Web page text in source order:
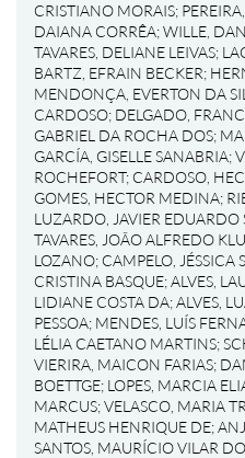
CRISTIANO MORAIS;
DAIANA CORRÊA;WILLE,
TAVARES, DELIANE LEIVAS;
BARTZ, EFRAIN BECKER;
MENDONÇA, EVERTON DA
CARDOSO; DELGADO,
GABRIEL DA ROCHA DOS;
GARCÍA, GISELLE SANABRIA;
ROCHEFORT; CARDOSO,
GOMES, HECTOR MEDINA;
LUZARDO, JAVIER EDUARDO
TAVARES, JOÃO ALFREDO
LOZANO; CAMPELO, JÉSSICA
CRISTINA BASQUE;ALVES,
LIDIANE COSTA DA;ALVES,
PESSOA; MENDES, LUÍS
LÉLIA CAETANO MARTINS;
VIERIRA, MAICON FARIAS;
BOETTGE; LOPES, MARCIA
MARCUS;VELASCO, MARIA
MATHEUS HENRIQUE DE;
SANTOS, MAURÍCIO VILAR